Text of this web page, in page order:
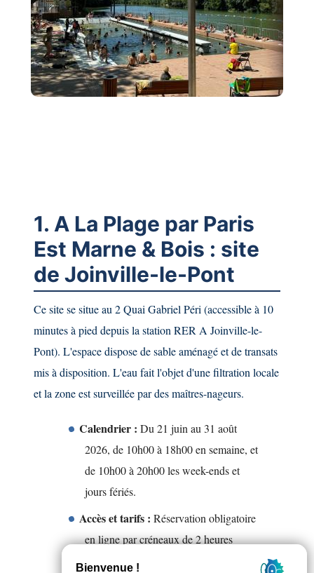
1. A La Plage par Paris
Est Marne & Bois : site
de Joinville-le-Pont
Ce site se situe au 2 Quai Gabriel Péri (accessible à 10
minutes à pied depuis la station RER A Joinville-le-
Pont). L'espace dispose de sable aménagé et de transats
mis à disposition. L'eau fait l'objet d'une filtration locale
et la zone est surveillée par des maîtres-nageurs.
Calendrier : Du 21 juin au 31 août
2026, de 10h00 à 18h00 en semaine, et
de 10h00 à 20h00 les week-ends et
jours fériés.
Accès et tarifs : Réservation obligatoire
en ligne par créneaux de 2 heures
(jauge maximale de 200 personnes).